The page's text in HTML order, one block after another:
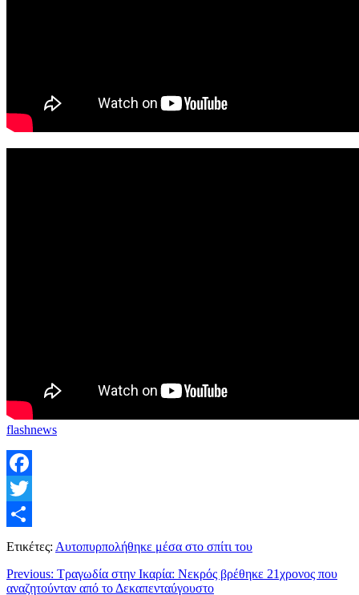
flashnews
Facebook
Twitter
Μοιραστείτε
Ετικέτες: Αυτοπυρπολήθηκε μέσα στο σπίτι του
Previous: Τραγωδία στην Ικαρία: Νεκρός βρέθηκε 21χρονος που
αναζητούνταν από το Δεκαπενταύγουστο